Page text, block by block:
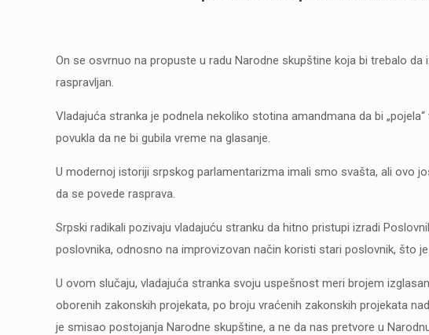
On se osvrnuo na propuste u radu Narodne skupštine koja bi trebalo
raspravljan.
Vladajuća stranka je podnela nekoliko stotina amandmana da bi
povukla da ne bi gubila vreme na glasanje.
U modernoj istoriji srpskog parlamentarizma imali smo svašta, ali ovo
da se povede rasprava.
Srpski radikali pozivaju vladajuću stranku da hitno pristupi izradi
poslovnika, odnosno na improvizovan način koristi stari poslovnik, što
U ovom slučaju, vladajuća stranka svoju uspešnost meri brojem
oborenih zakonskih projekata, po broju vraćenih zakonskih projekata
je smisao postojanja Narodne skupštine, a ne da nas pretvore u